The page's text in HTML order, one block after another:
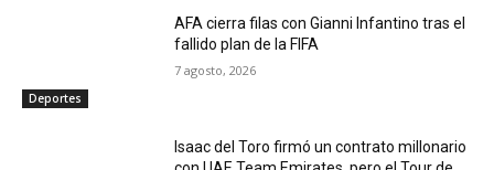
Deportes
AFA cierra filas con Gianni Infantino tras el
fallido plan de la FIFA
7 agosto, 2026
Isaac del Toro firmó un contrato millonario